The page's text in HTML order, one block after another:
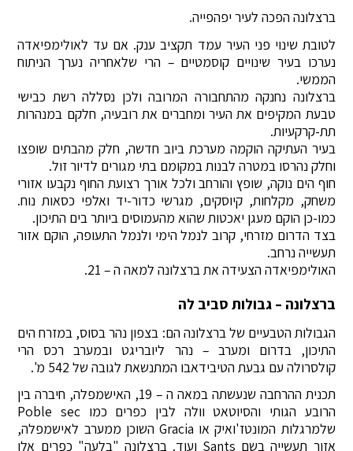
ברצלונה הפכה לעיר יפהפייה.
לטובת שינוי פני העיר עמד תקציב ענק. אם עד לאולימפיאדה
נערכו בעיר שינויים קוסמטיים – הרי שלאחריה נערך הניתוח
הממשי.
ברצלונה נחנקה מהתחבורה המרובה ולכן נסללה רשת כבישי
טבעת המקיפים את העיר ומחברים את רובעיה, חלקם במנהרות
תת-קרקעיות.
בעיר העתיקה הוקמה מערכת ביוב חדשה, חלק מהבתים שופצו
וחלק נהרסו במטרה לבנות במקומם בתי מגורים לדיור זול.
חוף הים נוקה, שופץ והורחב ולכל אורך רצועת החוף נקבעו אזורי
משחק, מקלחות, קיוסקים, מגרשי כדור-יד ואלפי כסאות נוח.
כמו-כן הוקם מעגן יאכטות שהוא מהעמוסים ביותר בים התיכון.
בצד הדרום מזרחי, קרוב לנמל הימי ולנמל התעופה, הוקם אזור
תעשייה נרחב.
האולימפיאדה הצעידה את ברצלונה למאה ה – 21.
ברצלונה – גבולות סביב לה
הגבולות הטבעיים של ברצלונה הם: בצפון נהר בסוס, במזרח הים
התיכון, בדרום ומערב – נהר ליובריגט ובמערב רכס הרי
קולסרולה עם גבעת הטיבידאבו המתנשאת לגובה של 542 מ'.
תכנית ההרחבה שנעשתה במאה ה – 19, האישמפלה, חיברה בין
הרובע הגותי והסיוטאט וולה לבין כפרים כמו Poble sec
שלמרגלות המונטז'ואיק או Gracia השוכן ממערב לאישמפלה,
אזור תעשייה בשם Sants ועוד. ברצלונה "בלעה" כפרים אלו